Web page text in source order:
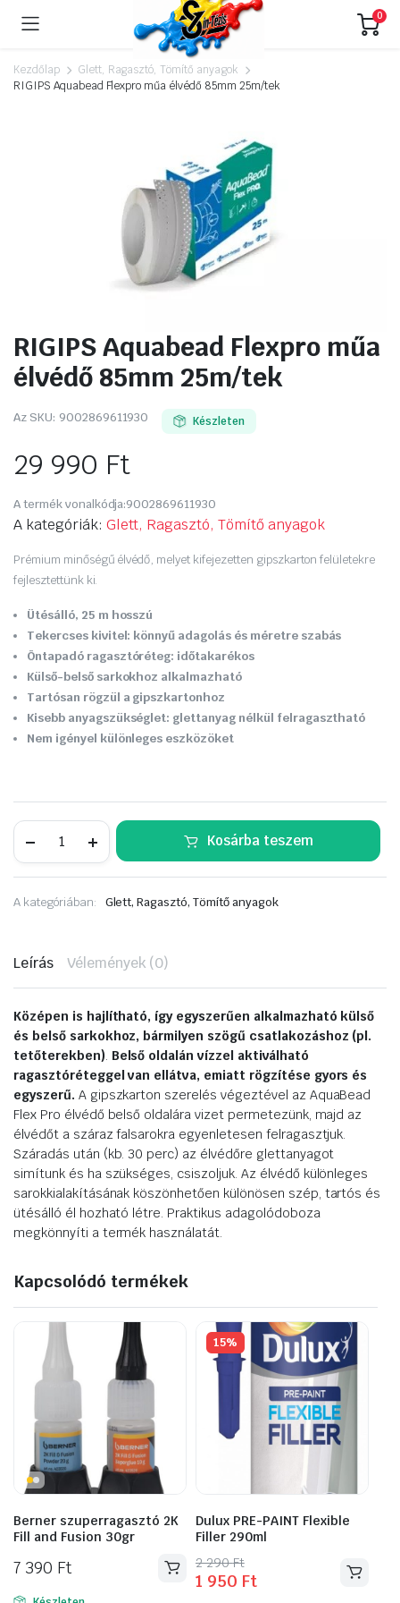
0
Kezdőlap
Glett, Ragasztó, Tömítő anyagok
RIGIPS Aquabead Flexpro műa élvédő 85mm 25m/tek
RIGIPS Aquabead Flexpro műa
élvédő 85mm 25m/tek
Az SKU: 9002869611930 Készleten
29 990 Ft
A termék vonalkódja:9002869611930
A kategóriák: Glett, Ragasztó, Tömítő anyagok
Prémium minőségű élvédő, melyet kifejezetten gipszkarton felületekre
fejlesztettünk ki.
Ütésálló, 25 m hosszú
Tekercses kivitel: könnyű adagolás és méretre szabás
Öntapadó ragasztóréteg: időtakarékos
Külső-belső sarkokhoz alkalmazható
Tartósan rögzül a gipszkartonhoz
Kisebb anyagszükséglet: glettanyag nélkül felragasztható
Nem igényel különleges eszközöket
Aquabead
műa
85mm
Kosárba teszem
A kategóriában: Glett, Ragasztó, Tömítő anyagok
Leírás Vélemények (0)
Középen is hajlítható, így egyszerűen alkalmazható külső
és belső sarkokhoz, bármilyen szögű csatlakozáshoz (pl.
tetőterekben). Belső oldalán vízzel aktiválható
ragasztóréteggel van ellátva, emiatt rögzítése gyors és
egyszerű. A gipszkarton szerelés végeztével az AquaBead
Flex Pro élvédő belső oldalára vizet permetezünk, majd az
élvédőt a száraz falsarokra egyenletesen felragasztjuk.
Száradás után (kb. 30 perc) az élvédőre glettanyagot
simítunk és ha szükséges, csiszoljuk. Az élvédő különleges
sarokkialakításának köszönhetően különösen szép, tartós és
ütésálló él hozható létre. Praktikus adagolódoboza
megkönnyíti a termék használatát.
Kapcsolódó termékek
Berner szuperragasztó 2K
Fill and Fusion 30gr
7 390 Ft
15%
Dulux PRE-PAINT Flexible
Filler 290ml
2 290Ft
Original
price
1 950 Ft
Current
price